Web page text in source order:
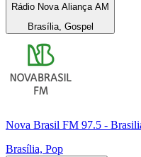
Rádio Nova Aliança AM
Brasília, Gospel
Nova Brasil FM 97.5 -
Brasília, Pop